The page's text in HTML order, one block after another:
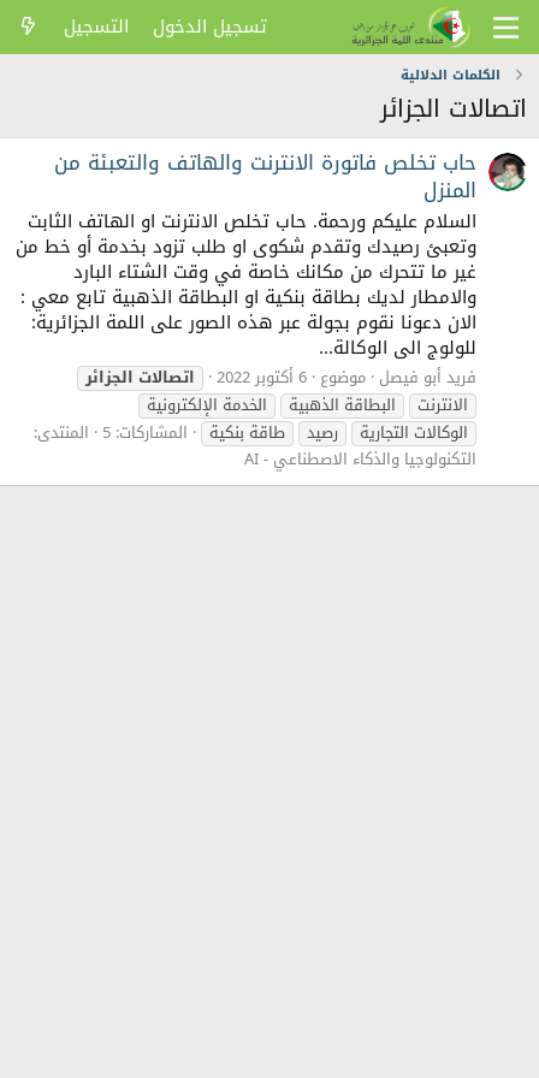
تسجيل الدخول التسجيل
الكلمات الدلالية
اتصالات الجزائر
حاب تخلص فاتورة الانترنت والهاتف والتعبئة من
المنزل
السلام عليكم ورحمة. حاب تخلص الانترنت او الهاتف الثابت
وتعبئ رصيدك وتقدم شكوى او طلب تزود بخدمة أو خط من
غير ما تتحرك من مكانك خاصة في وقت الشتاء البارد
والامطار لديك بطاقة بنكية او البطاقة الذهبية تابع معي :
الان دعونا نقوم بجولة عبر هذه الصور على اللمة الجزائرية:
للولوج الى الوكالة...
فريد أبو فيصل موضوع 6 أكتوبر 2022 اتصالاتالجزائر
الانترنت
البطاقة الذهبية
الخدمة الإلكترونية
الوكالات التجارية
رصيد طاقة بنكية المشاركات: 5
المنتدى:
التكنولوجيا والذكاء الاصطناعي - AI